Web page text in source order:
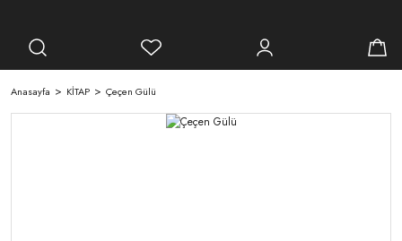
Anasayfa KİTAP Çeçen Gülü